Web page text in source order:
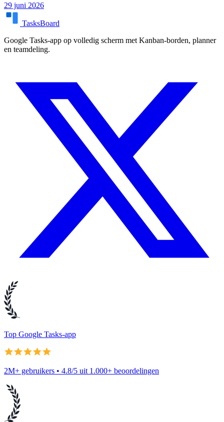
29 juni 2026
TasksBoard
Google Tasks-app op volledig scherm met Kanban-borden, planner
en teamdeling.
Top Google Tasks-app
2M+ gebruikers • 4.8/5 uit 1.000+ beoordelingen